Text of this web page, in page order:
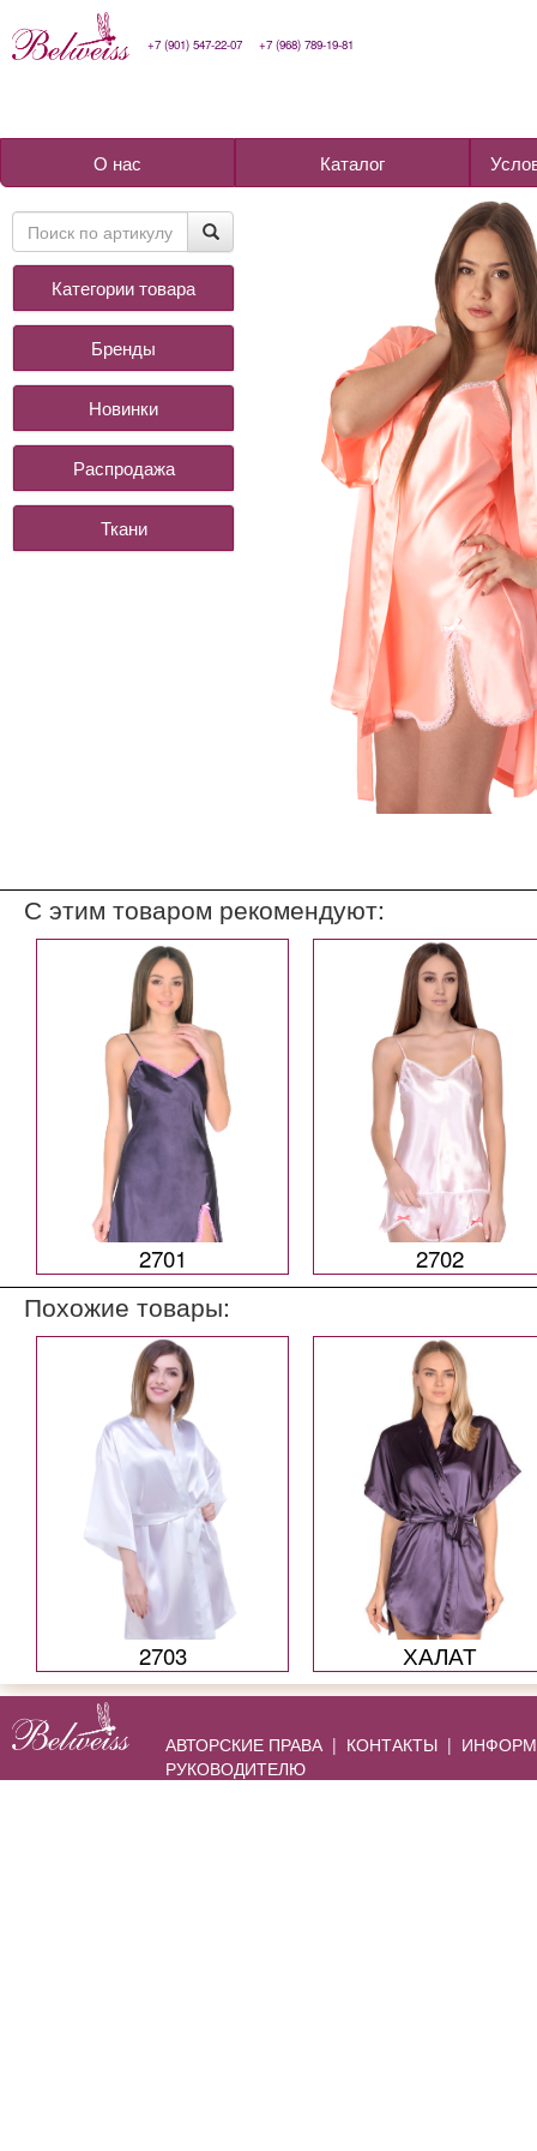
+7 (901) 547-22-07 +7 (968) 789-19-81
О нас Каталог
Категории товара
Бренды
Новинки
Распродажа
Ткани
С этим товаром рекомендуют:
2701 2702
Похожие товары:
2703 ХАЛАТ
АВТОРСКИЕ ПРАВА| КОНТАКТЫ |
РУКОВОДИТЕЛЮ